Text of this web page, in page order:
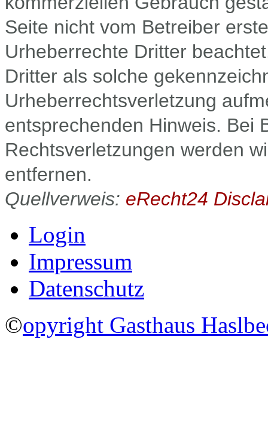
Seite nicht vom Betreiber
Urheberrechte Dritter
Dritter als solche
Urheberrechtsverletzung
entsprechenden Hinweis. Bei
Rechtsverletzungen werden
entfernen.
Quellverweis: eRecht24
Login
Impressum
Datenschutz
©opyright Gasthaus